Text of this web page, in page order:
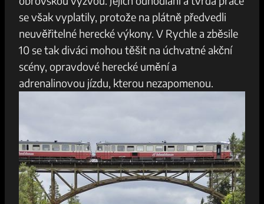
se však ‌vyplatily, protože ‌na​ plátně předvedli
neuvěřitelné​ herecké ‍výkony. V ​Rychle a‍ zběsile
10‍ se tak diváci mohou těšit na⁤ úchvatné ​akční
‍scény,‌ opravdové herecké ‍umění a
⁤adrenalinovou jízdu, ⁤kterou ​nezapomenou.